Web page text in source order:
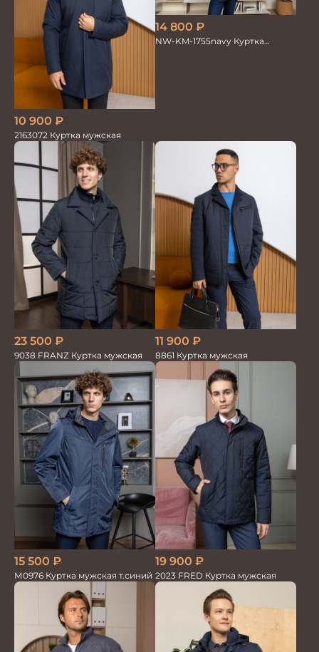
10 900 ₽
2163072 Куртка мужская
14 800 ₽
NW-KM-1755navy Куртка
23 500 ₽
9038 FRANZ Куртка мужская
11 900 ₽
8861 Куртка мужская
15 500 ₽
М0976 Куртка мужская т.синий
19 900 ₽
2023 FRED Куртка мужская